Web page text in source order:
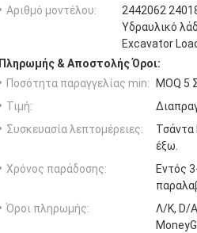
Αριθμό μοντέλου:
2442062
Υδραυλικό
Excavator
Πληρωμής & Αποστολής Όροι:
Ποσότητα παραγγελίας min:
MOQ
Τιμή:
Συσκευασία λεπτομέρειες:
Τσάντα
έξω.
Χρόνος παράδοσης:
Εντός
Όροι πληρωμής:
Λ/Κ, D/